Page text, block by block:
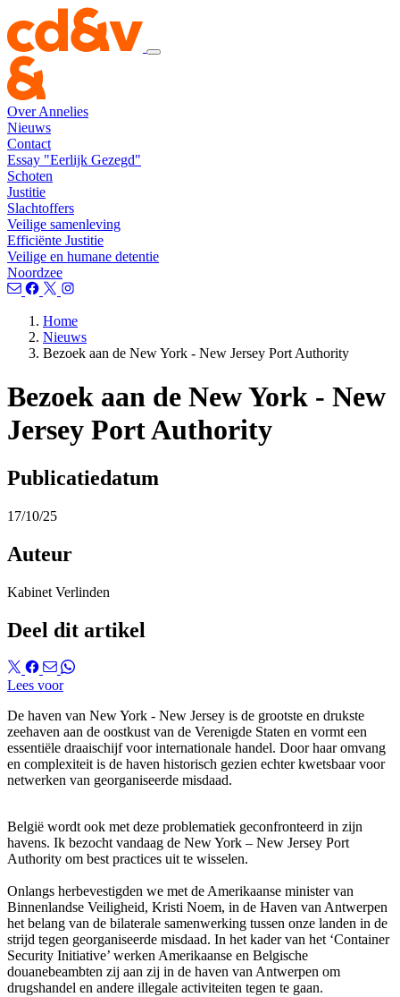
Over Annelies
Nieuws
Contact
Essay "Eerlijk Gezegd"
Schoten
Justitie
Slachtoffers
Veilige samenleving
Efficiënte Justitie
Veilige en humane detentie
Noordzee
Home
Nieuws
Bezoek aan de New York - New Jersey Port Authority
Bezoek aan de New York - New
Jersey Port Authority
Publicatiedatum
17/10/25
Auteur
Kabinet Verlinden
Deel dit artikel
Lees voor
De haven van New York - New Jersey is de grootste en drukste
zeehaven aan de oostkust van de Verenigde Staten en vormt een
essentiële draaischijf voor internationale handel. Door haar omvang
en complexiteit is de haven historisch gezien echter kwetsbaar voor
netwerken van georganiseerde misdaad.
België wordt ook met deze problematiek geconfronteerd in zijn
havens. Ik bezocht vandaag de New York – New Jersey Port
Authority om best practices uit te wisselen.
Onlangs herbevestigden we met de Amerikaanse minister van
Binnenlandse Veiligheid, Kristi Noem, in de Haven van Antwerpen
het belang van de bilaterale samenwerking tussen onze landen in de
strijd tegen georganiseerde misdaad. In het kader van het ‘Container
Security Initiative’ werken Amerikaanse en Belgische
douanebeambten zij aan zij in de haven van Antwerpen om
drugshandel en andere illegale activiteiten tegen te gaan.